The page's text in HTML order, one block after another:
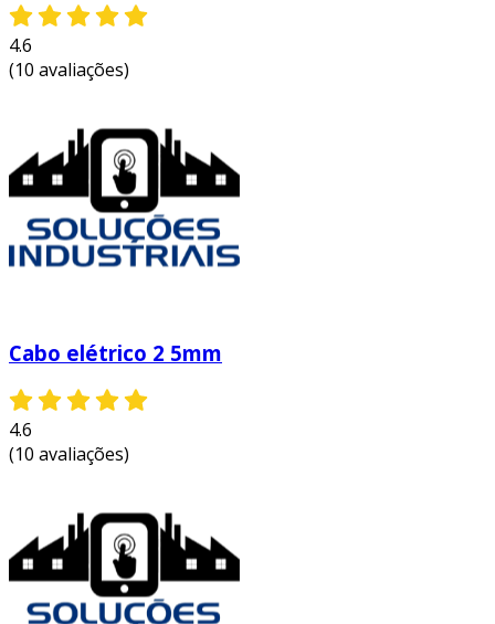
4.6
(10 avaliações)
Cabo elétrico 2 5mm
4.6
(10 avaliações)